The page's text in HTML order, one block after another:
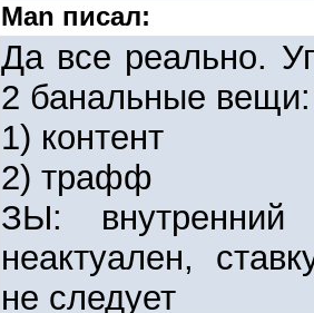
Man писал:
Да все реально.
2 банальные вещи:
1) контент
2) трафф
ЗЫ:
неактуален,
не следует